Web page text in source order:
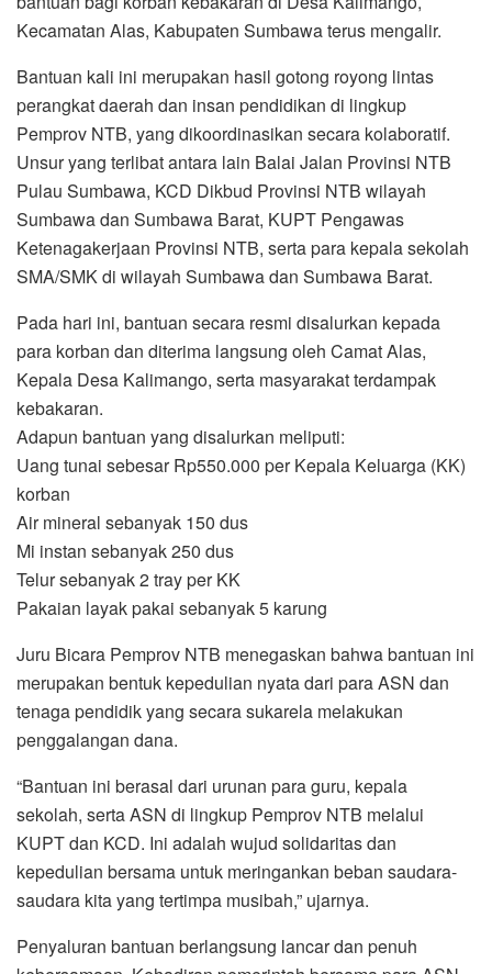
Kecamatan Alas, Kabupaten Sumbawa terus mengalir.
Bantuan kali ini merupakan hasil gotong royong lintas
perangkat daerah dan insan pendidikan di lingkup
Pemprov NTB, yang dikoordinasikan secara kolaboratif.
Unsur yang terlibat antara lain Balai Jalan Provinsi NTB
Pulau Sumbawa, KCD Dikbud Provinsi NTB wilayah
Sumbawa dan Sumbawa Barat, KUPT Pengawas
Ketenagakerjaan Provinsi NTB, serta para kepala sekolah
SMA/SMK di wilayah Sumbawa dan Sumbawa Barat.
Pada hari ini, bantuan secara resmi disalurkan kepada
para korban dan diterima langsung oleh Camat Alas,
Kepala Desa Kalimango, serta masyarakat terdampak
kebakaran.
Adapun bantuan yang disalurkan meliputi:
Uang tunai sebesar Rp550.000 per Kepala Keluarga (KK)
korban
Air mineral sebanyak 150 dus
Mi instan sebanyak 250 dus
Telur sebanyak 2 tray per KK
Pakaian layak pakai sebanyak 5 karung
Juru Bicara Pemprov NTB menegaskan bahwa bantuan ini
merupakan bentuk kepedulian nyata dari para ASN dan
tenaga pendidik yang secara sukarela melakukan
penggalangan dana.
“Bantuan ini berasal dari urunan para guru, kepala
sekolah, serta ASN di lingkup Pemprov NTB melalui
KUPT dan KCD. Ini adalah wujud solidaritas dan
kepedulian bersama untuk meringankan beban saudara-
saudara kita yang tertimpa musibah,” ujarnya.
Penyaluran bantuan berlangsung lancar dan penuh